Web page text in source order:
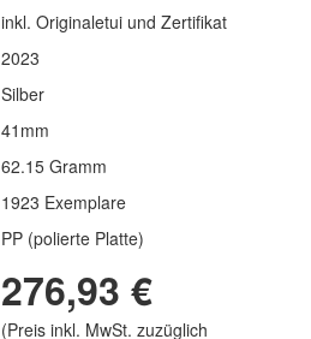
inkl. Originaletui und Zertifikat
2023
Silber
41mm
62.15 Gramm
1923 Exemplare
PP (polierte Platte)
276,93 €
(Preis inkl. MwSt. zuzüglich